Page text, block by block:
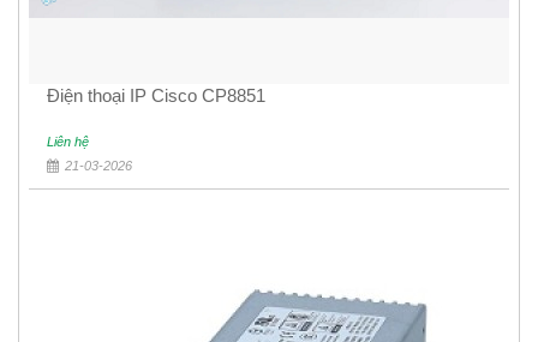
Điện thoại IP Cisco CP8851
Liên hệ
21-03-2026